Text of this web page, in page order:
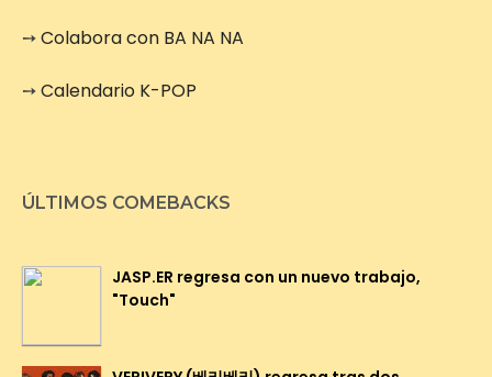
➙Colabora con BA NA NA
➙Calendario K-POP
ÚLTIMOS COMEBACKS
JASP.ER regresa con un nuevo trabajo,
"Touch"